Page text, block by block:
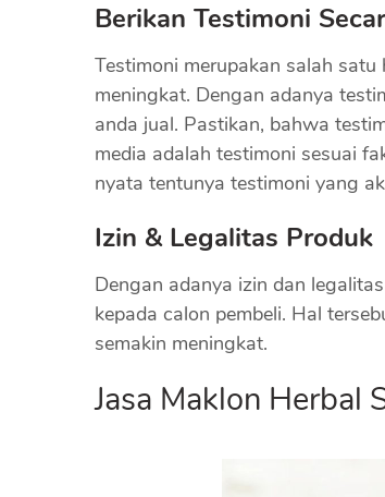
Berikan Testimoni
Testimoni merupakan salah
meningkat. Dengan adanya
anda jual. Pastikan, bahwa
media adalah testimoni sesuai
nyata tentunya testimoni yang
Izin & Legalitas Produk
Dengan adanya izin dan
kepada calon pembeli. Hal
semakin meningkat.
Jasa Maklon Herbal